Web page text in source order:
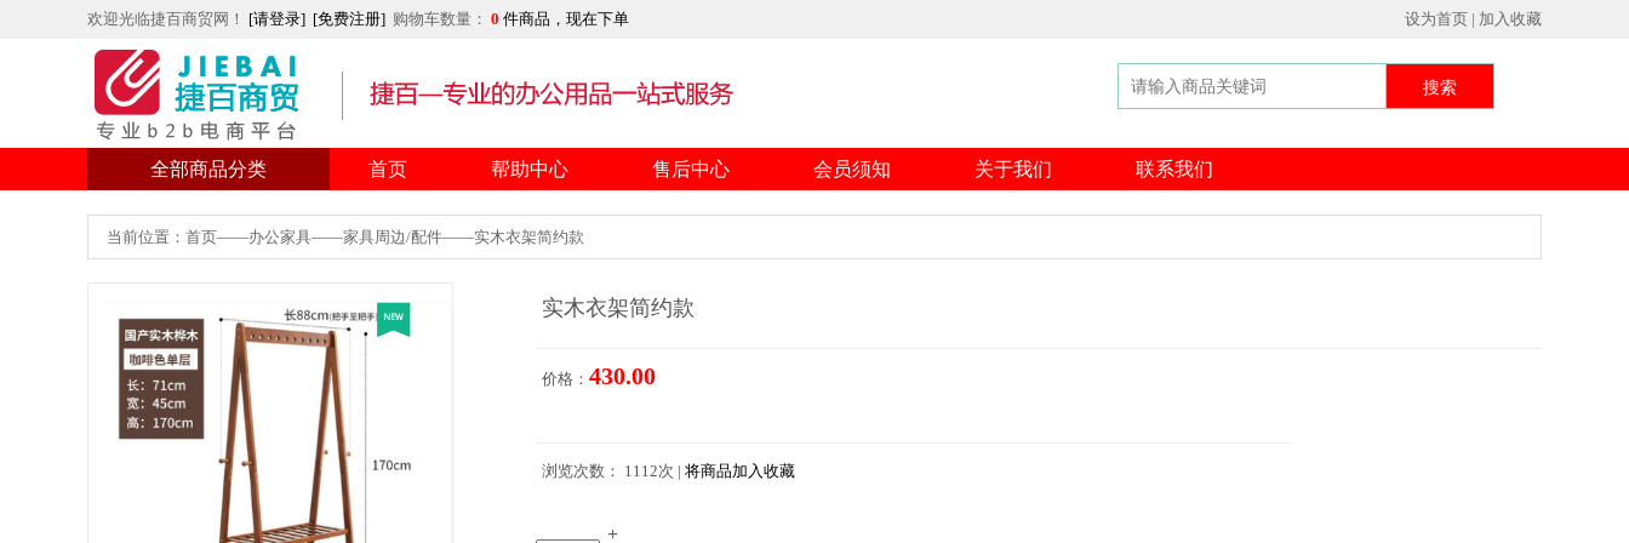
欢迎光临捷百商贸网！ [请登录] [免费注册] 购物车数量： 0 件商品，现在下单 设为首页 | 加入收藏
搜索
全部商品分类 首页 帮助中心 售后中心 会员须知 关于我们 联系我们
当前位置：首页——办公家具——家具周边/配件——实木衣架简约款
实木衣架简约款
价格： 430.00
浏览次数： 1112次 | 将商品加入收藏
+